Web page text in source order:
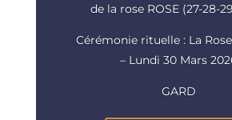
de la rose ROSE (27-28-
Cérémonie rituelle : La Rose
– Lundi 30 Mars
GARD